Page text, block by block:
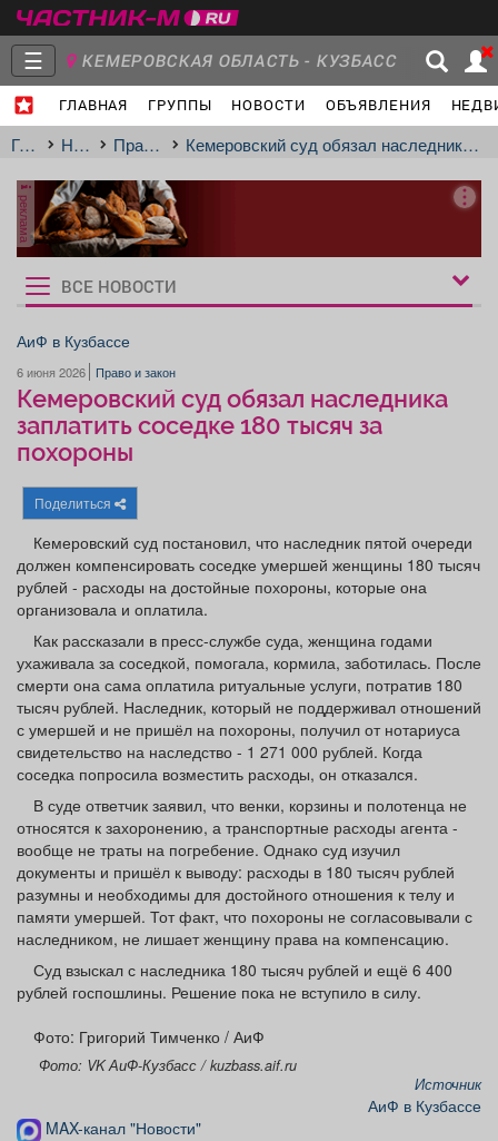
☰ КЕМЕРОВСКАЯ ОБЛАСТЬ - КУЗБАСС
ГЛАВНАЯ ГРУППЫ НОВОСТИ ОБЪЯВЛЕНИЯ
Главная
Группы
Объявления Недвижимость Услуги
Работа Транспорт
Афиша
Товары Поздравления Погода
ТВ программа Я - пенсионер
ГлавнаяНовостиПраво и закон Кемеровский суд обязал наследника заплатить соседке 180 тысяч за похороны
реклама
Рукбрики
новостей
ВСЕ НОВОСТИ
АиФ в Кузбассе
6 июня 2026 Право и закон
Кемеровский суд обязал наследника
заплатить соседке 180 тысяч за
похороны
Поделиться
Кемеровский суд постановил, что наследник пятой очереди
должен компенсировать соседке умершей женщины 180 тысяч
рублей - расходы на достойные похороны, которые она
организовала и оплатила.
Как рассказали в пресс-службе суда, женщина годами
ухаживала за соседкой, помогала, кормила, заботилась. После
смерти она сама оплатила ритуальные услуги, потратив 180
тысяч рублей. Наследник, который не поддерживал отношений
с умершей и не пришёл на похороны, получил от нотариуса
свидетельство на наследство - 1 271 000 рублей. Когда
соседка попросила возместить расходы, он отказался.
В суде ответчик заявил, что венки, корзины и полотенца не
относятся к захоронению, а транспортные расходы агента -
вообще не траты на погребение. Однако суд изучил
документы и пришёл к выводу: расходы в 180 тысяч рублей
разумны и необходимы для достойного отношения к телу и
памяти умершей. Тот факт, что похороны не согласовывали с
наследником, не лишает женщину права на компенсацию.
Суд взыскал с наследника 180 тысяч рублей и ещё 6 400
рублей госпошлины. Решение пока не вступило в силу.
Фото: Григорий Тимченко / АиФ
Фото: VK АиФ-Кузбасс / kuzbass.aif.ru
Источник
АиФ в Кузбассе
MAX-канал "Новости"